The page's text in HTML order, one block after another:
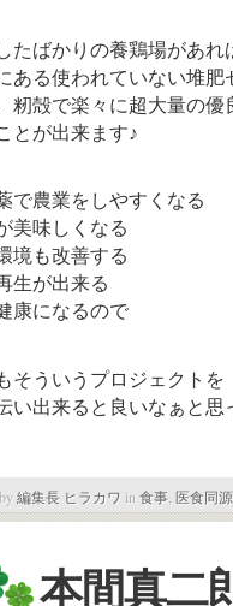
たばかりの養鶏場があれ
ある使われていない堆肥
籾殻で楽々に超大量の優
とが出来ます♪
で農業をしやすくなる
美味しくなる
境も改善する
生が出来る
康になるので
そういうプロジェクトを
い出来ると良いなぁと思
編集長 ヒラカワ in 食事 医食同源
本間真二